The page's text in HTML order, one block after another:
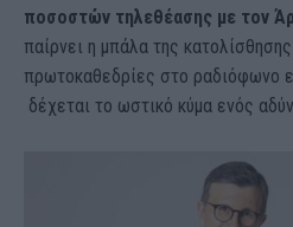
ποσοστών τηλεθέασης με τον
παίρνει η μπάλα της
πρωτοκαθεδρίες στο ραδιόφωνο
δέχεται το ωστικό κύμα ενός